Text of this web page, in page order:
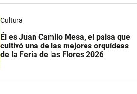
Cultura
Él es Juan Camilo Mesa, el paisa que
cultivó una de las mejores orquídeas
de la Feria de las Flores 2026